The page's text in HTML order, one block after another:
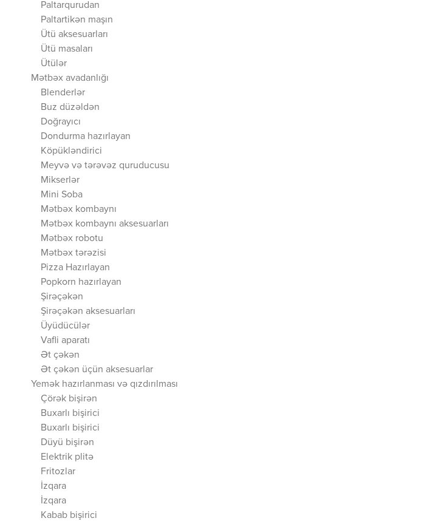
Paltarqurudan
Paltartikən maşın
Ütü aksesuarları
Ütü masaları
Ütülər
Mətbəx avadanlığı
Blenderlər
Buz düzəldən
Doğrayıcı
Dondurma hazırlayan
Köpükləndirici
Meyvə və tərəvəz quruducusu
Mikserlər
Mini Soba
Mətbəx kombaynı
Mətbəx kombaynı aksesuarları
Mətbəx robotu
Mətbəx tərəzisi
Pizza Hazırlayan
Popkorn hazırlayan
Şirəçəkən
Şirəçəkən aksesuarları
Üyüdücülər
Vafli aparatı
Ət çəkən
Ət çəkən üçün aksesuarlar
Yemək hazırlanması və qızdırılması
Çörək bişirən
Buxarlı bişirici
Buxarlı bişirici
Düyü bişirən
Elektrik plitə
Fritozlar
İzqara
İzqara
Kabab bişirici